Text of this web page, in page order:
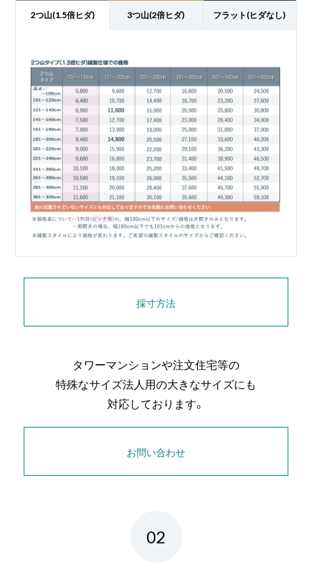
2つ山(1.5倍ヒダ) 3つ山(2倍ヒダ) フラット(ヒダなし)
採寸方法
タワーマンションや注文住宅等の
特殊なサイズ法人用の大きなサイズにも
対応しております。
お問い合わせ
02